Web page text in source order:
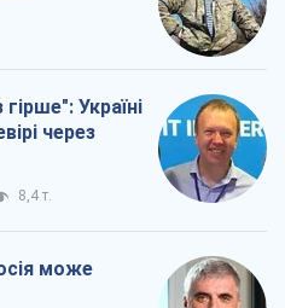
Україні
через
8,4 т.
може